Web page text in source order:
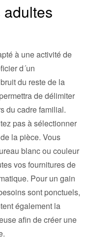
à une activité de
d´un
du reste de la
de délimiter
du cadre familial.
pas à sélectionner
la pièce. Vous
blanc ou couleur
vos fournitures de
Pour un gain
sont ponctuels,
également la
afin de créer une